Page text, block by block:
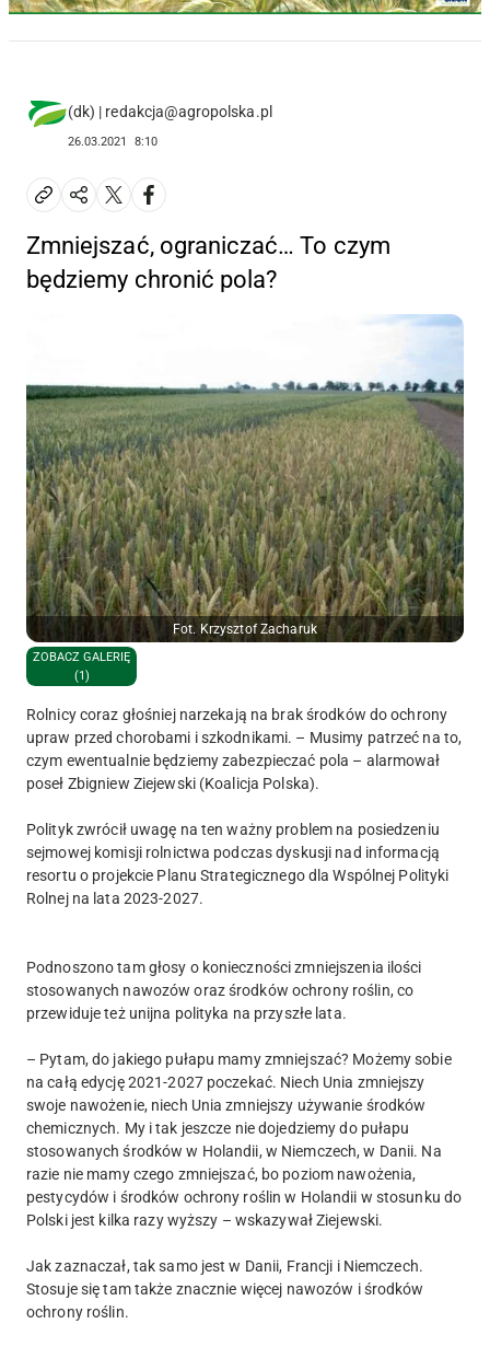
(dk) | redakcja@agropolska.pl
26.03.2021 8:10
Zmniejszać, ograniczać… To czym
będziemy chronić pola?
Fot. Krzysztof Zacharuk
ZOBACZ GALERIĘ
(1)
Rolnicy coraz głośniej narzekają na brak środków do ochrony
upraw przed chorobami i szkodnikami. – Musimy patrzeć na to,
czym ewentualnie będziemy zabezpieczać pola – alarmował
poseł Zbigniew Ziejewski (Koalicja Polska).
Polityk zwrócił uwagę na ten ważny problem na posiedzeniu
sejmowej komisji rolnictwa podczas dyskusji nad informacją
resortu o projekcie Planu Strategicznego dla Wspólnej Polityki
Rolnej na lata 2023-2027.
Podnoszono tam głosy o konieczności zmniejszenia ilości
stosowanych nawozów oraz środków ochrony roślin, co
przewiduje też unijna polityka na przyszłe lata.
– Pytam, do jakiego pułapu mamy zmniejszać? Możemy sobie
na całą edycję 2021-2027 poczekać. Niech Unia zmniejszy
swoje nawożenie, niech Unia zmniejszy używanie środków
chemicznych. My i tak jeszcze nie dojedziemy do pułapu
stosowanych środków w Holandii, w Niemczech, w Danii. Na
razie nie mamy czego zmniejszać, bo poziom nawożenia,
pestycydów i środków ochrony roślin w Holandii w stosunku do
Polski jest kilka razy wyższy – wskazywał Ziejewski.
Jak zaznaczał, tak samo jest w Danii, Francji i Niemczech.
Stosuje się tam także znacznie więcej nawozów i środków
ochrony roślin.